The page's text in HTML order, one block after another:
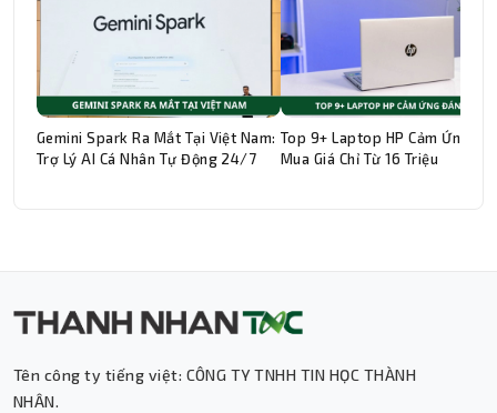
Gemini Spark Ra Mắt Tại Việt Nam:
Trợ Lý AI Cá Nhân Tự Động 24/7
Top 9+ Laptop HP Cảm Ứng
Mua Giá Chỉ Từ 16 Triệu
Tên công ty tiếng việt: CÔNG TY TNHH TIN HỌC THÀNH
NHÂN.